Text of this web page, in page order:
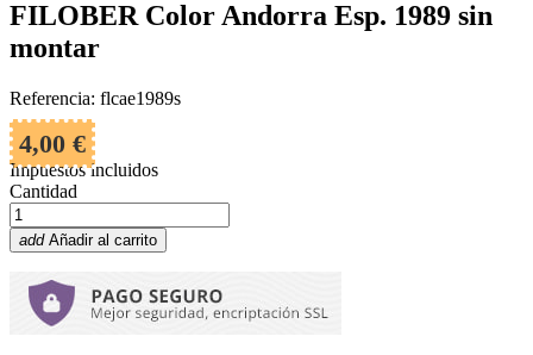
FILOBER Color Andorra Esp. 1989 sin
montar
Referencia: flcae1989s
4,00 €
Impuestos incluidos
Cantidad
add Añadir al carrito